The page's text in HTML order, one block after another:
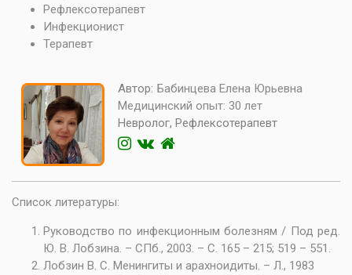
Рефлексотерапевт
Инфекционист
Терапевт
Автор: Бабинцева Елена Юрьевна
Медицинский опыт: 30 лет
Невролог, Рефлексотерапевт
Список литературы:
Руководство по инфекционным болезням / Под ред.
Ю. В. Лобзина. – СПб., 2003. – С. 165 – 215; 519 – 551.
Лобзин В. С. Менингиты и арахноидиты. – Л., 1983